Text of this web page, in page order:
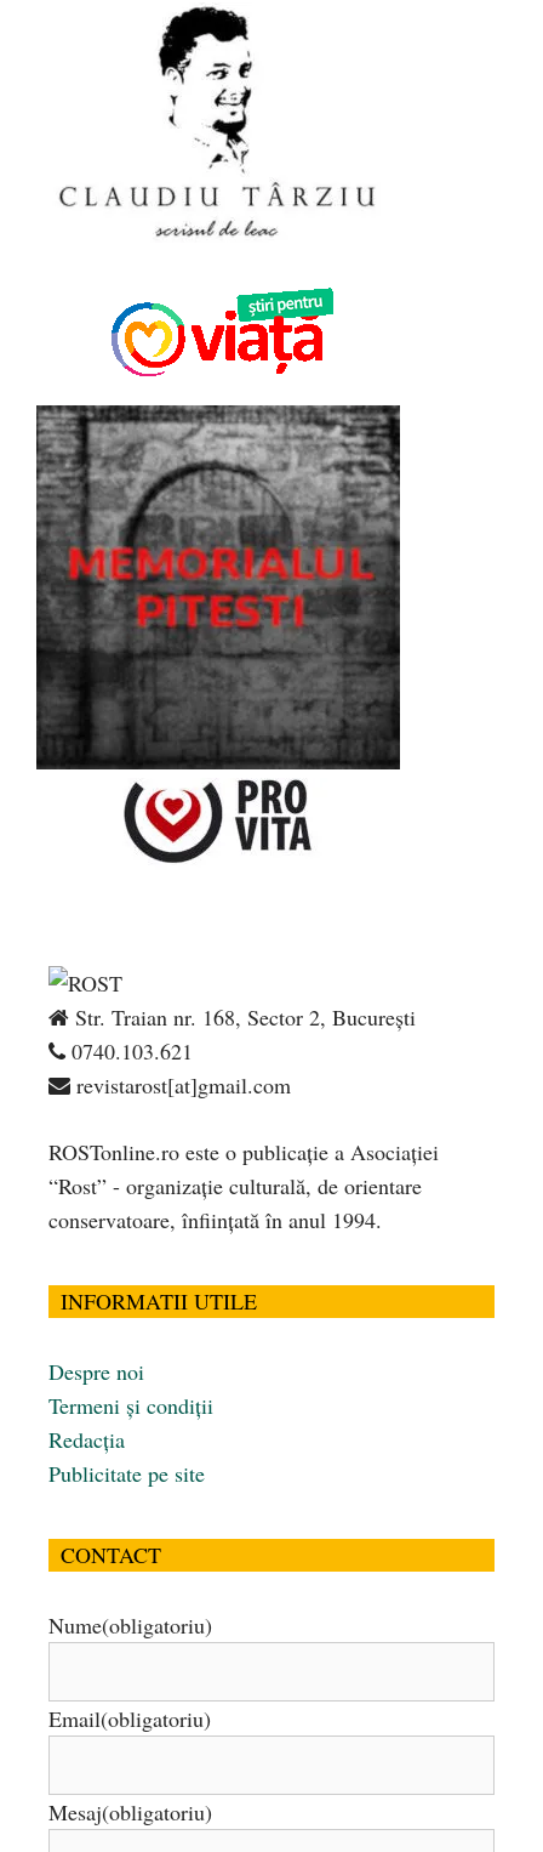
Str. Traian nr. 168, Sector 2, București
0740.103.621
revistarost[at]gmail.com
ROSTonline.ro este o publicaţie a Asociaţiei
“Rost” - organizaţie culturală, de orientare
conservatoare, înfiinţată în anul 1994.
INFORMATII UTILE
Despre noi
Termeni și condiții
Redacția
Publicitate pe site
CONTACT
Nume(obligatoriu)
Email(obligatoriu)
Mesaj(obligatoriu)